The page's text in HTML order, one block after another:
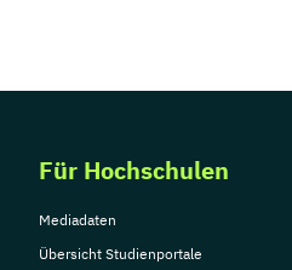
Für Hochschulen
Mediadaten
Übersicht Studienportale